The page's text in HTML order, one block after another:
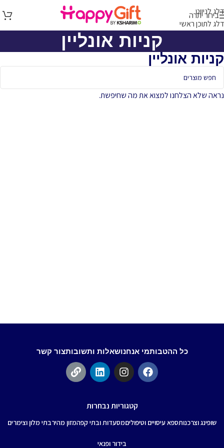
דלג לניווט
דלג לתוכן ראשי
בירור יתרה
קניות אונליין
קניות אונליין
נראה שלא הצלחנו למצוא את מה שחיפשת.
כל ההטבותמי אנחנושאלות ותשובותצור קשר
קטגוריות נבחרות
שופינג וצרכנותספא עיסויים וטיפוליםמסעדות ובתי קפהמזון מהירבתי מלון וצימרים
בידור ופנאי